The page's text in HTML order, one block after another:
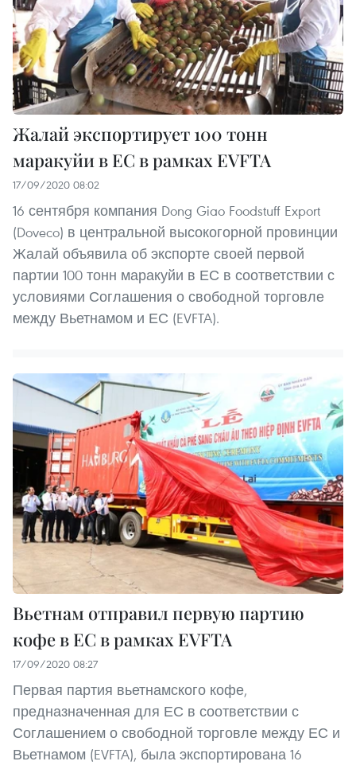
Жалай экспортирует 100 тонн
маракуйи в ЕС в рамках EVFTA
17/09/2020 08:02
16 сентября компания Dong Giao Foodstuff Export
(Doveco) в центральной высокогорной провинции
Жалай объявила об экспорте своей первой
партии 100 тонн маракуйи в ЕС в соответствии с
условиями Соглашения о свободной торговле
между Вьетнамом и ЕС (EVFTA).
Вьетнам отправил первую партию
кофе в ЕС в рамках EVFTA
17/09/2020 08:27
Первая партия вьетнамского кофе,
предназначенная для ЕС в соответствии с
Соглашением о свободной торговле между ЕС и
Вьетнамом (EVFTA), была экспортирована 16